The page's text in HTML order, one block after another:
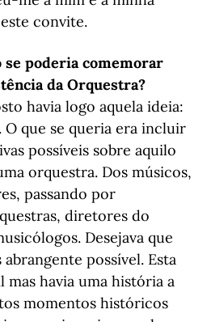
convite.
se poderia comemorar
da Orquestra?
havia logo aquela ideia:
O que se queria era incluir
possíveis sobre aquilo
orquestra. Dos músicos,
passando por
diretores do
Desejava que
abrangente possível. Esta
havia uma história a
momentos históricos